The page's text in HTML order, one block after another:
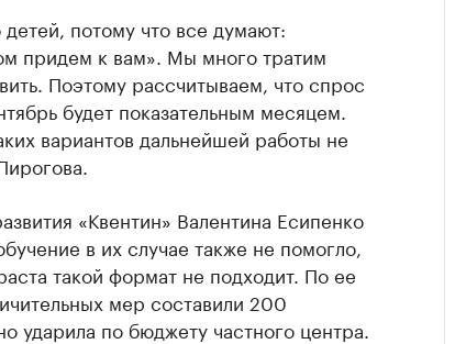
потому что все думают:
придем к вам». Мы много тратим
Поэтому рассчитываем, что спрос
будет показательным месяцем.
вариантов дальнейшей работы не
«Квентин» Валентина Есипенко
в их случае также не помогло,
такой формат не подходит. По ее
мер составили 200
ударила по бюджету частного центра.